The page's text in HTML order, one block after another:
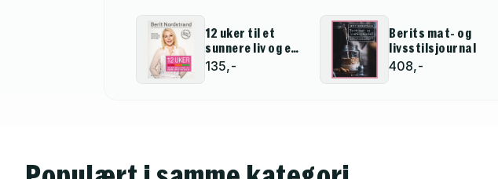
12 uker til et
sunnere liv og en
smalere midje
135,-
Berits mat- og
livsstilsjournal
408,-